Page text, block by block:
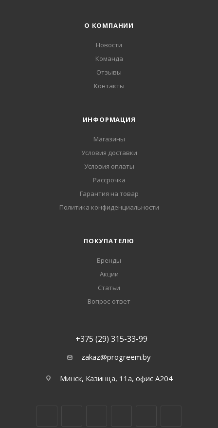
О КОМПАНИИ
Новости
Команда
Отзывы
Контакты
ИНФОРМАЦИЯ
Магазины
Условия доставки
Условия оплаты
Рассрочка
Гарантия на товар
Политика конфиденциальности
ПОКУПАТЕЛЮ
Бренды
Акции
Статьи
Вопрос-ответ
+375 (29) 315-33-99
zakaz@progreem.by
Минск, Казинца, 11а, офис А204